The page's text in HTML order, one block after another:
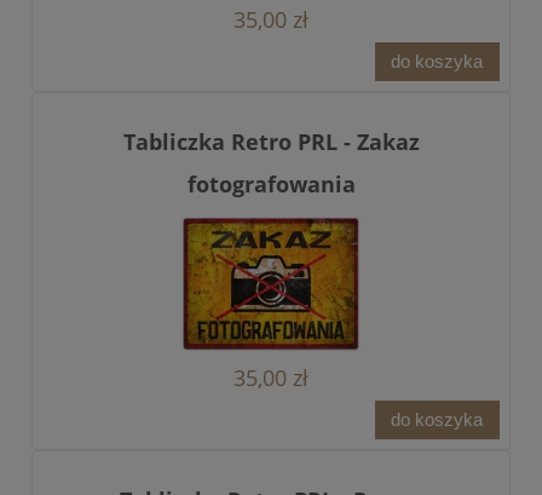
35,00 zł
do koszyka
Tabliczka Retro PRL - Zakaz
fotografowania
35,00 zł
do koszyka